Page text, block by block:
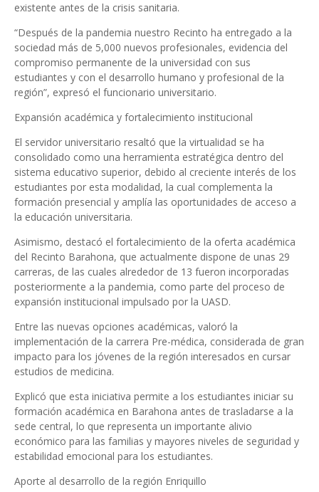
existente antes de la crisis sanitaria.
“Después de la pandemia nuestro Recinto ha entregado a la
sociedad más de 5,000 nuevos profesionales, evidencia del
compromiso permanente de la universidad con sus
estudiantes y con el desarrollo humano y profesional de la
región”, expresó el funcionario universitario.
Expansión académica y fortalecimiento institucional
El servidor universitario resaltó que la virtualidad se ha
consolidado como una herramienta estratégica dentro del
sistema educativo superior, debido al creciente interés de los
estudiantes por esta modalidad, la cual complementa la
formación presencial y amplía las oportunidades de acceso a
la educación universitaria.
Asimismo, destacó el fortalecimiento de la oferta académica
del Recinto Barahona, que actualmente dispone de unas 29
carreras, de las cuales alrededor de 13 fueron incorporadas
posteriormente a la pandemia, como parte del proceso de
expansión institucional impulsado por la UASD.
Entre las nuevas opciones académicas, valoró la
implementación de la carrera Pre-médica, considerada de gran
impacto para los jóvenes de la región interesados en cursar
estudios de medicina.
Explicó que esta iniciativa permite a los estudiantes iniciar su
formación académica en Barahona antes de trasladarse a la
sede central, lo que representa un importante alivio
económico para las familias y mayores niveles de seguridad y
estabilidad emocional para los estudiantes.
Aporte al desarrollo de la región Enriquillo